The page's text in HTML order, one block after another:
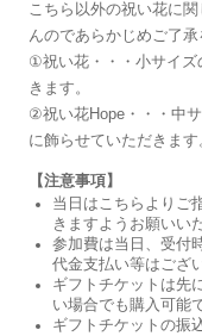
こちら以外の祝い花に
んのであらかじめご了承
①祝い花・・・小サイズ
きます。
②祝い花Hope・・・中
に飾らせていただきます
【注意事項】
当日はこちらよりご
きますようお願いい
参加費は当日、受付
代金支払い等はござ
ギフトチケットは先
い場合でも購入可能
ギフトチケットの振